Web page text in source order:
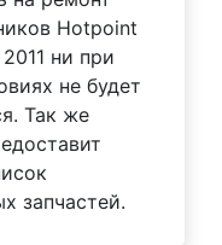
Hotpoint
ни при
не будет
Так же
запчастей.